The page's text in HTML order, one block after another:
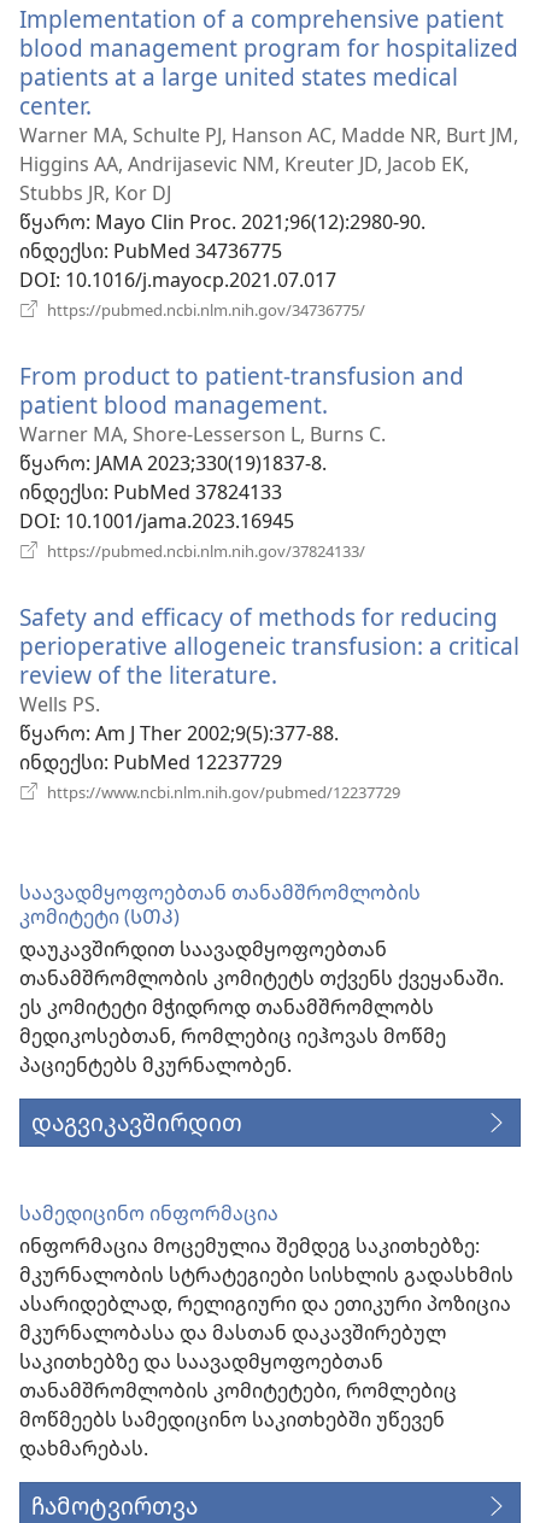
Implementation of a comprehensive patient
blood management program for hospitalized
patients at a large united states medical
center.
ახალი
ფანჯარა)
Warner MA, Schulte PJ, Hanson AC, Madde NR, Burt JM,
Higgins AA, Andrijasevic NM, Kreuter JD, Jacob EK,
Stubbs JR, Kor DJ
წყარო‎: Mayo Clin Proc. 2021;96(12):2980-90.
ინდექსი‎: PubMed 34736775
DOI‎: 10.1016/j.mayocp.2021.07.017
https://pubmed.ncbi.nlm.nih.gov/34736775/
From product to patient-transfusion and
patient blood management.
ახალი
Warner MA, Shore-Lesserson L, Burns C.
წყარო‎: JAMA 2023;330(19)1837-8.
ინდექსი‎: PubMed 37824133
DOI‎: 10.1001/jama.2023.16945
https://pubmed.ncbi.nlm.nih.gov/37824133/
Safety and efficacy of methods for reducing
perioperative allogeneic transfusion: a critical
review of the literature.
ფანჯარა)
Wells PS.
წყარო‎: Am J Ther 2002;9(5):377-88.
ინდექსი‎: PubMed 12237729
https://www.ncbi.nlm.nih.gov/pubmed/12237729
საავადმყოფოებთან თანამშრომლობის
კომიტეტი (ᲡᲗᲙ)
დაუკავშირდით საავადმყოფოებთან
თანამშრომლობის კომიტეტს თქვენს ქვეყანაში.
ეს კომიტეტი მჭიდროდ თანამშრომლობს
მედიკოსებთან, რომლებიც იეჰოვას მოწმე
პაციენტებს მკურნალობენ.
დაგვიკავშირდით
სამედიცინო ინფორმაცია
ინფორმაცია მოცემულია შემდეგ საკითხებზე:
მკურნალობის სტრატეგიები სისხლის გადასხმის
ასარიდებლად, რელიგიური და ეთიკური პოზიცია
მკურნალობასა და მასთან დაკავშირებულ
საკითხებზე და საავადმყოფოებთან
თანამშრომლობის კომიტეტები, რომლებიც
მოწმეებს სამედიცინო საკითხებში უწევენ
დახმარებას.
ჩამოტვირთვა